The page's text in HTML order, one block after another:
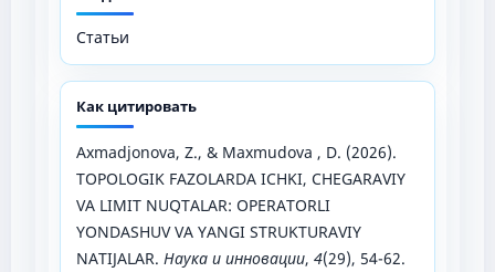
Статьи
Как цитировать
Axmadjonova, Z., & Maxmudova , D. (2026).
TOPOLOGIK FAZOLARDA ICHKI, CHEGARAVIY
VA LIMIT NUQTALAR: OPERATORLI
YONDASHUV VA YANGI STRUKTURAVIY
NATIJALAR. Наука и инновации, 4(29), 54-62.